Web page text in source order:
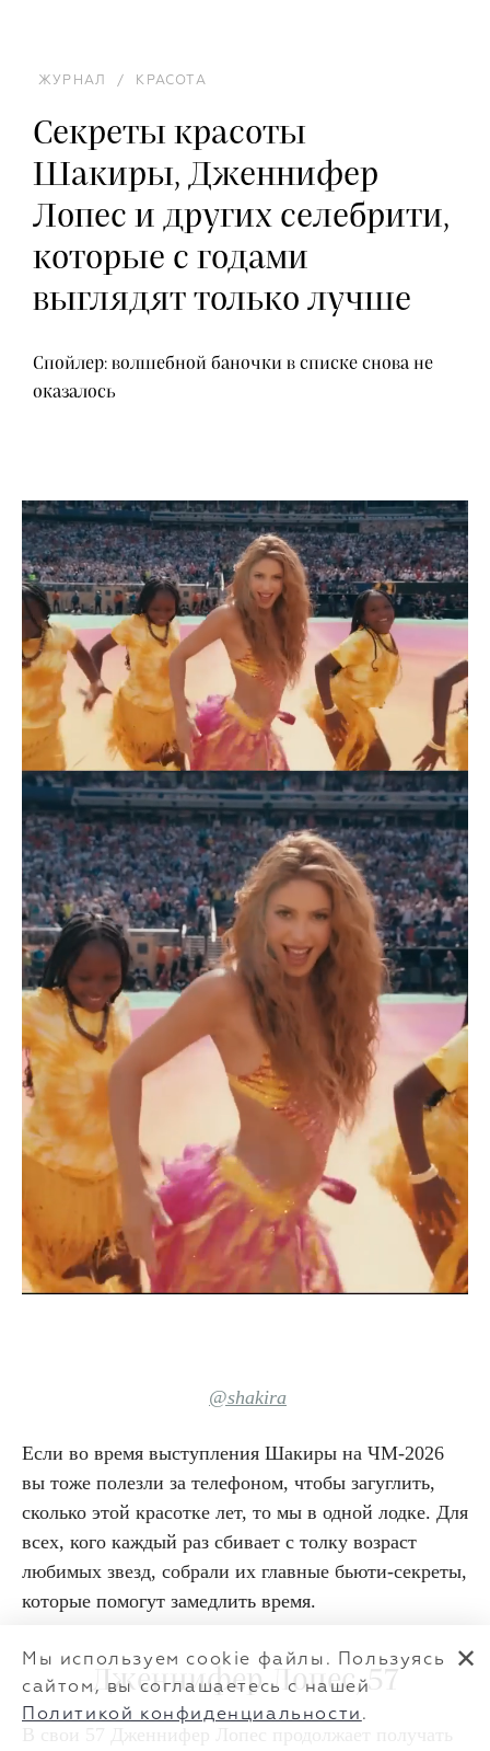
ЖУРНАЛ / КРАСОТА
Секреты красоты
Шакиры, Дженнифер
Лопес и других селебрити,
которые с годами
выглядят только лучше
Спойлер: волшебной баночки в списке снова не
оказалось
@shakira
Если во время выступления Шакиры на ЧМ-2026
вы тоже полезли за телефоном, чтобы загуглить,
сколько этой красотке лет, то мы в одной лодке. Для
всех, кого каждый раз сбивает с толку возраст
любимых звезд, собрали их главные бьюти-секреты,
которые помогут замедлить время.
Дженнифер Лопес, 57
Мы используем cookie файлы. Пользуясь
сайтом, вы соглашаетесь с нашей
Политикой конфиденциальности .
✕